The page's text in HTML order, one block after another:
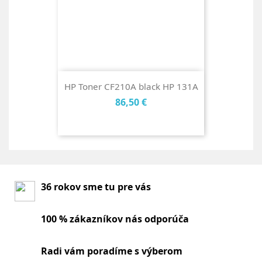
HP Toner CF210A black HP 131A
Cena
86,50 €
36 rokov sme tu pre vás
100 % zákazníkov nás odporúča
Radi vám poradíme s výberom